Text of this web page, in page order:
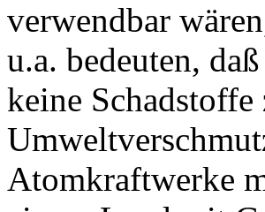
verwendbar
u.a. bedeuten,
keine
Atomkraftwerke